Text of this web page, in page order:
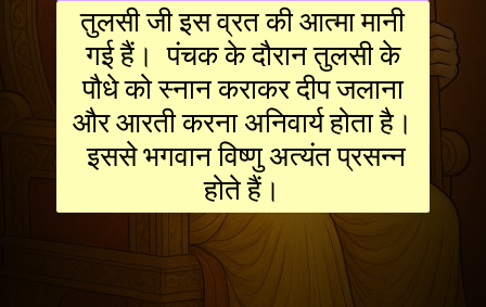
तुलसी जी इस व्रत की आत्मा मानी
गई हैं। पंचक के दौरान तुलसी के
पौधे को स्नान कराकर दीप जलाना
और आरती करना अनिवार्य होता है।
इससे भगवान विष्णु अत्यंत प्रसन्न
होते हैं।